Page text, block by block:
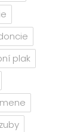
plak